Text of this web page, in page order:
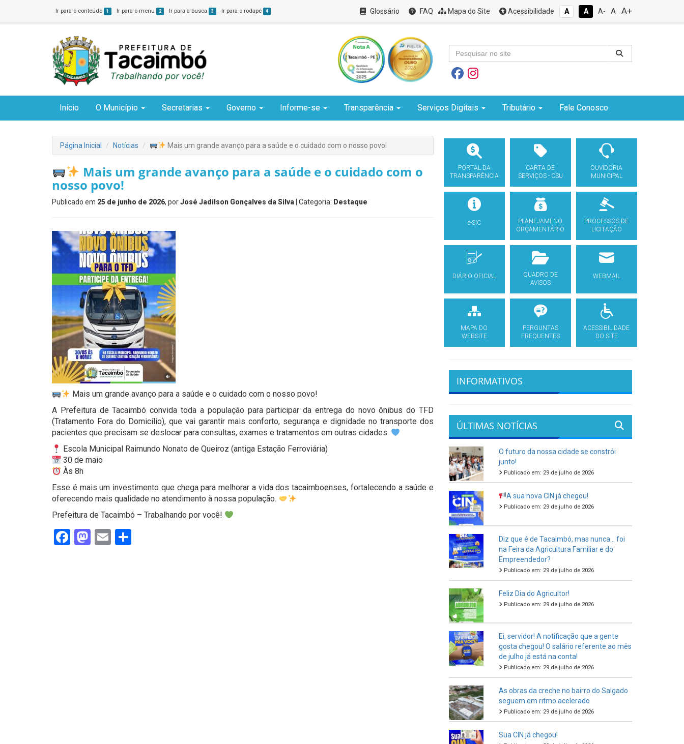
Ir para o conteúdo 1 Ir para o menu 2 Ir para a busca 3 Ir para o rodapé 4 Glossário FAQ Mapa do Site Acessibilidade A A A- A A+
Início O Município Secretarias Governo Informe-se Transparência Serviços Digitais Tributário Fale Conosco
Página Inicial Notícias Mais um grande avanço para a saúde e o cuidado com o nosso povo!
Mais um grande avanço para a saúde e o cuidado com o
nosso povo!
Publicado em 25 de junho de 2026, porJosé Jadilson Gonçalves da Silva | Categoria: Destaque
Mais um grande avanço para a saúde e o cuidado com o nosso povo!
A Prefeitura de Tacaimbó convida toda a população para participar da entrega do novo ônibus do TFD
(Tratamento Fora do Domicílio), que vai garantir mais conforto, segurança e dignidade no transporte dos
pacientes que precisam se deslocar para consultas, exames e tratamentos em outras cidades.
Escola Municipal Raimundo Nonato de Queiroz (antiga Estação Ferroviária)
30 de maio
Às 8h
Esse é mais um investimento que chega para melhorar a vida dos tacaimboenses, fortalecendo a saúde e
oferecendo mais qualidade no atendimento à nossa população.
Prefeitura de Tacaimbó – Trabalhando por você!
Facebook
Mastodon
Email
PORTAL DA
TRANSPARÊNCIA
CARTA DE
SERVIÇOS - CSU
OUVIDORIA
MUNICIPAL
e-SIC
PLANEJAMENO
ORÇAMENTÁRIO
PROCESSOS DE
LICITAÇÃO
DIÁRIO OFICIAL
QUADRO DE
AVISOS
WEBMAIL
MAPA DO
WEBSITE
PERGUNTAS
FREQUENTES
ACESSIBILIDADE
DO SITE
INFORMATIVOS
ÚLTIMAS NOTÍCIAS
O futuro da nossa cidade se constrói
junto!
Publicado em: 29 de julho de 2026
A sua nova CIN já chegou!
Publicado em: 29 de julho de 2026
Diz que é de Tacaimbó, mas nunca… foi
na Feira da Agricultura Familiar e do
Empreendedor?
Publicado em: 29 de julho de 2026
Feliz Dia do Agricultor!
Publicado em: 29 de julho de 2026
Ei, servidor! A notificação que a gente
gosta chegou! O salário referente ao mês
de julho já está na conta!
Publicado em: 29 de julho de 2026
As obras da creche no bairro do Salgado
seguem em ritmo acelerado
Publicado em: 29 de julho de 2026
Sua CIN já chegou!